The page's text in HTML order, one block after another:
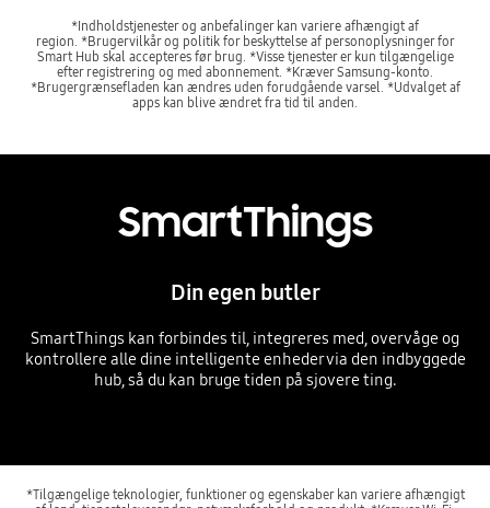
*Indholdstjenester og anbefalinger kan variere afhængigt af
region. *Brugervilkår og politik for beskyttelse af personoplysninger for
Smart Hub skal accepteres før brug. *Visse tjenester er kun tilgængelige
efter registrering og med abonnement. *Kræver Samsung-konto.
*Brugergrænsefladen kan ændres uden forudgående varsel. *Udvalget af
apps kan blive ændret fra tid til anden.
SmartThings
Din egen butler
SmartThings kan forbindes til, integreres med, overvåge og
kontrollere alle dine intelligente enheder via den indbyggede
hub, så du kan bruge tiden på sjovere ting.
*Tilgængelige teknologier, funktioner og egenskaber kan variere afhængigt